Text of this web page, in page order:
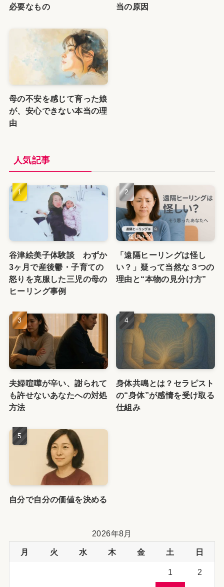
必要なもの
当の原因
母の不安を感じて育った娘
が、安心できない本当の理
由
人気記事
谷津絵美子体験談 わずか
3ヶ月で産後鬱・子育ての
怒りを克服した三児の母の
ヒーリング事例
「遠隔ヒーリングは怪し
い？」疑って当然な３つの
理由と“本物の見分け方”
夫婦喧嘩が辛い、謝られて
も許せないあなたへの対処
方法
身体共鳴とは？セラピスト
の“身体”が感情を受け取る
仕組み
自分で自分の価値を決める
2026年8月
月 火 水 木 金 土 日
1 2